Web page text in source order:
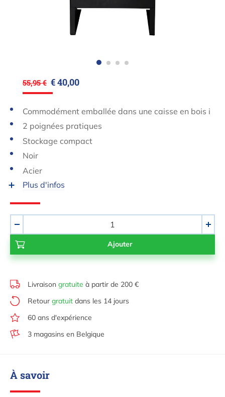
55,95 € € 40,00
Commodément emballée dans une caisse en bois i
nflammable
2 poignées pratiques
Stockage compact
Noir
Acier
Plus d'infos
+
Livraison gratuite à partir de 200 €
Retour gratuit dans les 14 jours
60 ans d'expérience
3 magasins en Belgique
À savoir